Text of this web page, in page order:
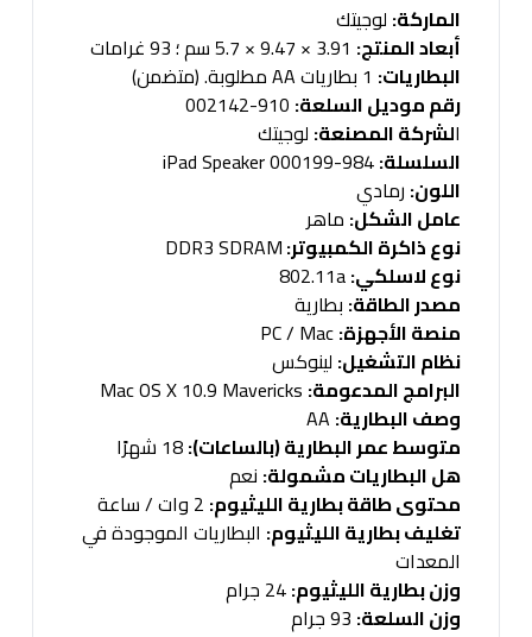
الماركة: لوجيتك
أبعاد المنتج:
البطاريات:
رقم موديل السلعة:
الشركة المصنعة: لوجيتك
السلسلة:984-000199 iPad Speaker
اللون: رمادي
عامل الشكل: ماهر
نوع ذاكرة الكمبيوتر:DDR3 SDRAM
نوع لاسلكي:802.11a
مصدر الطاقة: بطارية
منصة الأجهزة:PC / Mac
نظام التشغيل: لينوكس
البرامج المدعومة:
وصف البطارية:
متوسط عمر البطارية (بالساعات):18 شهرًا
هل البطاريات مشمولة: نعم
محتوى طاقة بطارية الليثيوم:
تغليف بطارية الليثيوم: البطاريات الموجودة في
المعدات
وزن بطارية الليثيوم:24 جرام
وزن السلعة: